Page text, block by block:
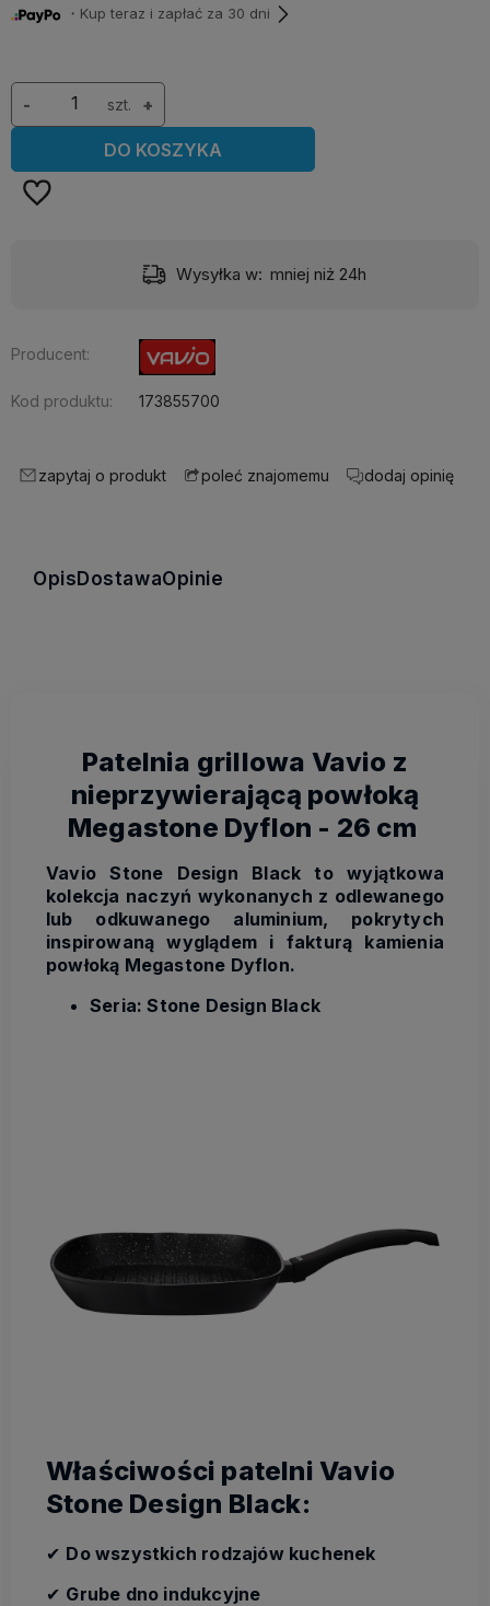
・Kup teraz i zapłać za 30 dni
szt. +
-
DO KOSZYKA
Wysyłka w: mniej niż 24h
Producent:
Kod produktu: 173855700
zapytaj o produkt poleć znajomemu dodaj opinię
OpisDostawaOpinie
Patelnia grillowa Vavio z
nieprzywierającą powłoką
Megastone Dyflon - 26 cm
Vavio Stone Design Black to wyjątkowa
kolekcja naczyń wykonanych z odlewanego
lub odkuwanego aluminium, pokrytych
inspirowaną wyglądem i fakturą kamienia
powłoką Megastone Dyflon.
Seria: Stone Design Black
Właściwości patelni Vavio
Stone Design Black:
✔ Do wszystkich rodzajów kuchenek
✔ Grube dno indukcyjne